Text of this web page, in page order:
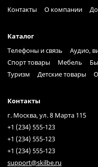
Контакты
О компании
Каталог
Телефоны и связь
Аудио,
Спорт товары
Мебель
Туризм
Детские товары
Контакты
г. Москва, ул. 8 Марта 115
+1 (234) 555-123
+1 (234) 555-123
+1 (234) 555-123
support@skilbe.ru